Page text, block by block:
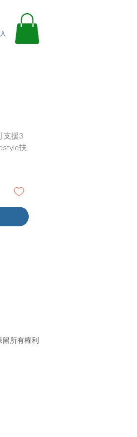
支援3
扶
所有權利